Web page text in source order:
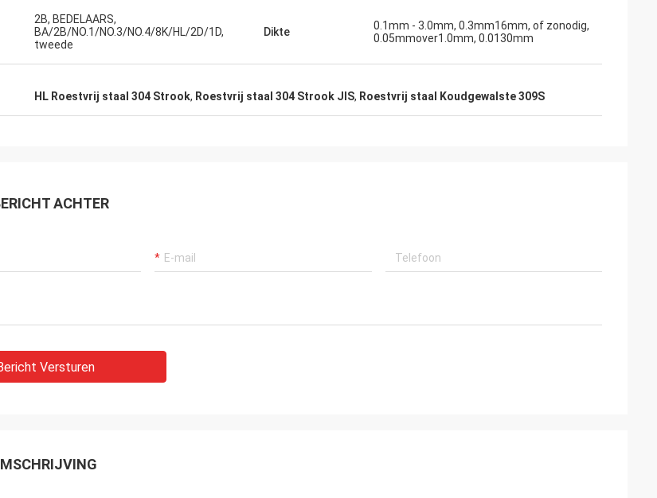
2B, BEDELAARS,
BA/2B/NO.1/NO.3/NO.4/8K/HL/2D/1D,
tweede
Dikte
0.1mm - 3.0mm, 0.3mm16mm, of zonodig,
0.05mmover1.0mm, 0.0130mm
HL Roestvrij staal 304 Strook, Roestvrij staal 304 Strook JIS, Roestvrij staal Koudgewalste 309S
ACHTER
Versturen